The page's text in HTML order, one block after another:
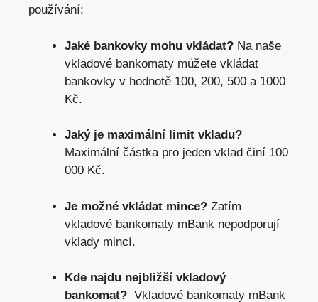
⁢používání:
Jaké bankovky mohu vkládat? Na naše
vkladové bankomaty můžete vkládat
bankovky v hodnotě 100, 200, 500 a 1000‍
Kč.
Jaký je‌ maximální limit vkladu?
Maximální částka‌ pro jeden ‍vklad činí 100
000 Kč.
Je⁢ možné vkládat mince? Zatím
vkladové ⁣bankomaty mBank nepodporují
vklady mincí.
Kde najdu nejbližší vkladový
‍bankomat? ⁣ Vkladové bankomaty mBank